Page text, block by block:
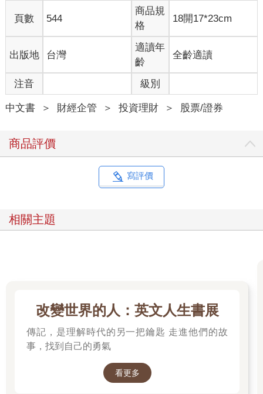
因此，我在這本書選擇回到最基礎、最核心的——K棒順勢交易。
正是因為它結構簡單、訊號直觀、邏輯清楚也易入門，是學習交
易最好的起點。然而，這樣的操作方式雖然有許多優勢，但其潛
當盤勢進入盤整或震盪階段，K棒訊號容易變得模糊，出現假突
破、假反轉的情況。若此時過度依賴K棒而缺乏其他輔助判斷，反
而容易追高殺低、頻繁換單，被市場洗來洗去，造成不必要的虧
損。
因此，即便單靠K棒順勢已能建立基本操作邏輯，若能進一步結合
升進出的準確性，也有助於穩定獲利與風險控管。
到目前為止，我們學到的都是「標準」的軌道線畫法，並說明了
在實際應用中，線條不必要求完美重疊，保留一點彈性與誤差反
不過，市場變化多端，走勢未必總是那麼規矩。為了讓軌道線更
能反映實際的支撐與壓力，我們可以運用一種「微調畫法」，讓
微調畫法：排除上下影線，改以K棒的開K價與收K價作為繪製依
據。這樣的畫法能更貼近實際的成交區間，讓漲跌輪廓更明確，
也能過濾影線造成的假訊號。
微調畫法的優點：
●對於出現V型或倒V型反轉的走勢特別有效，能過濾過頭的衝刺
或拉回，使趨勢更容易判讀。
頁數 544
商品規
格
18開17*23cm
出版地 台灣
適讀年
齡
全齡適讀
注音 級別
中文書 ＞ 財經企管 ＞ 投資理財 ＞ 股票/證券
商品評價
寫評價
相關主題
改變世界的人：英文人生書展
傳記，是理解時代的另一把鑰匙 走進他們的故
事，找到自己的勇氣
看更多